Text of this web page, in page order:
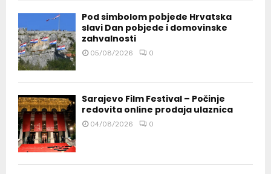
Pod simbolom pobjede Hrvatska
slavi Dan pobjede i domovinske
zahvalnosti
05/08/2026 0
Sarajevo Film Festival – Počinje
redovita online prodaja ulaznica
04/08/2026 0